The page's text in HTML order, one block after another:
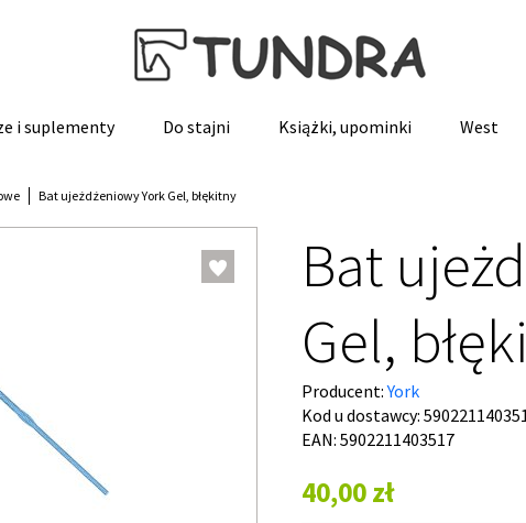
i suplementy Do stajni Książki, upominki West
Bat ujeżdżeniowy York Gel, błękitny
Bat
Gel,
Producent:York
Kod u dostawcy:
EAN: 5902211403517
40,00 zł